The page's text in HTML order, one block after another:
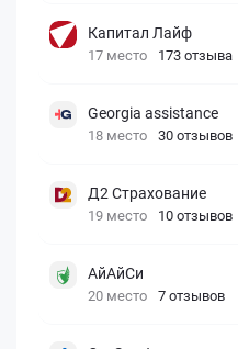
Капитал Лайф
17 место 173 отзыва
Georgia assistance
18 место 30 отзывов
Д2 Страхование
19 место 10 отзывов
АйАйСи
20 место 7 отзывов